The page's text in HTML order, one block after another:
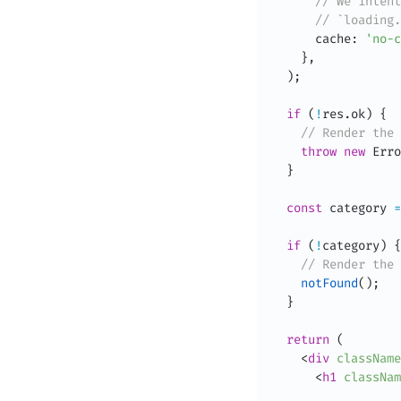
//
      cache
:
'no-
} ,
) ;
if ( ! res .ok) {
// Render
throw new
}
const category =
if ( ! category) {
// Render the
notFound( ) ;
}
return (
<div className
<h1